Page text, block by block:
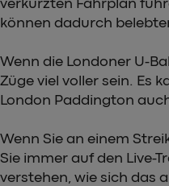
verkürzten Fahrplan
können dadurch
Wenn die Londoner U-
Züge viel voller sein. Es
London Paddington
Wenn Sie an einem
Sie immer auf den Live-
verstehen, wie sich das